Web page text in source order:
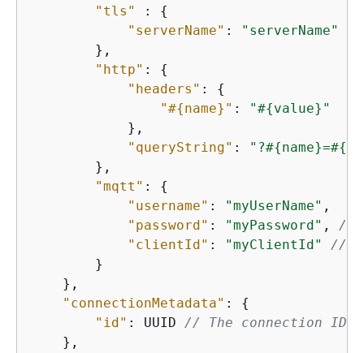
"tls"
: {
"serverName" : "serverName"
},
"http" : {
"headers" : {
"#{name}" : "#{value}"
},
"queryString" : "?#{name}=#{
},
"mqtt" : {
"username" : "myUserName" ,
"password" : "myPassword" , //
"clientId" : "myClientId"
//
}
},
"connectionMetadata" : {
"id" : UUID // The connection
},